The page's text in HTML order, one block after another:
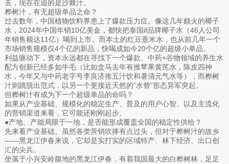
去，现在在追的是沙棘汁。
桦树汁，有无超级单品之命？
过去数年，中国植物饮料界患上了爆款压力症。像这几年颇火的椰子
水，2024年中国年销10亿美金，都快把泰国if品牌椰子水（46人公司
年销售额达11亿）喝到上市。而本土的红豆薏米水，也从前几年一个
市场销售规模仅4个亿的新品，快喝成如今20个亿的超级小单品。
利益驱动下，资本永远都在寻找下一个爆款。中药+谷物领域的养生水
配方创新已经多如牛毛（比如盒马去年有推苹果黄芪水，陈皮四神
水，今年又与中药老字号李良济推五汁饮和暑清元气水等），而桦树
汁则跳脱出范式，以另一个更接近天然的“水替”形态异军突起。
但桦树汁有成为下一个超级单品的命吗？
如果从产业基础、规模化的稳定生产、普及的用户心智、以及主流化
的营销渠道来看，它可能还刚刚起步。
●产地、产能局限于一地，是否能形成覆盖全国的稳定性供给？
先来看产业基础。虽然各类营销吹捧有点过头，但对于桦树汁的故乡
——黑龙江伊春来说，它却是实打实的区域特产、林下经济、出口创
汇的尖兵。
坐落于小兴安岭腹地的黑龙江伊春，有着我国最大的白桦树林，足足